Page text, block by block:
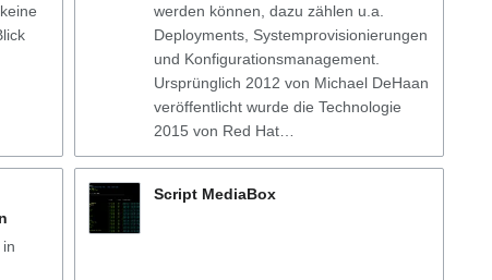
werden können, dazu zählen u.a.
Deployments, Systemprovisionierungen
und Konfigurationsmanagement.
Ursprünglich 2012 von Michael DeHaan
veröffentlicht wurde die Technologie
2015 von Red Hat…
Script MediaBox